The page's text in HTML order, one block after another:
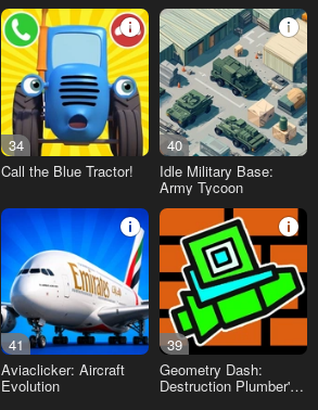
34
Call the Blue Tractor!
40
Idle Military Base:
Army Tycoon
41
Aviaclicker: Aircraft
Evolution
39
Geometry Dash:
Destruction Plumber's